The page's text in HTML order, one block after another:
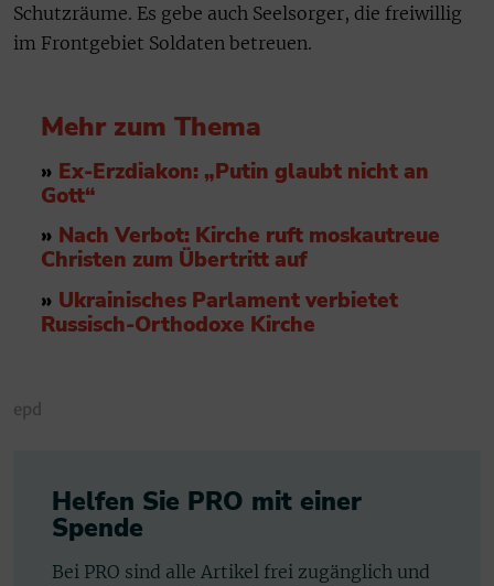
Schutzräume. Es gebe auch Seelsorger, die freiwillig
im Frontgebiet Soldaten betreuen.
Mehr zum Thema
» Ex-Erzdiakon: „Putin glaubt nicht an
Gott“
» Nach Verbot: Kirche ruft moskautreue
Christen zum Übertritt auf
» Ukrainisches Parlament verbietet
Russisch-Orthodoxe Kirche
epd
Helfen Sie PRO mit einer
Spende
Bei PRO sind alle Artikel frei zugänglich und